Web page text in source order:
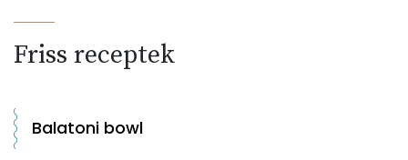
Friss receptek
Balatoni bowl